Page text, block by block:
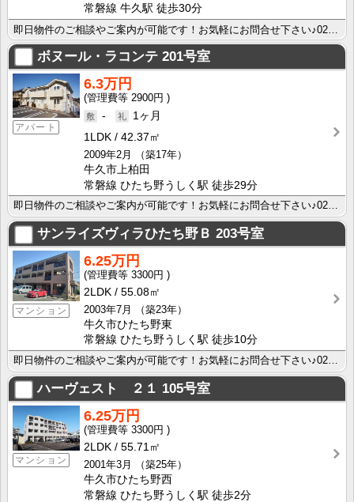
常磐線 牛久駅 徒歩30分
ボヌール・ラコンテ 201号室
アパート
6.3万円
2900円
-
1ヶ月
1LDK
42.37㎡
2009年2月
（築17年）
牛久市上柏田
常磐線 ひたち野うしく駅 徒歩29分
即日物件のご相談やご案内が可能です！お気軽にお問合せ下さい♪029-863-3939
サンライズヴィラひたち野Ｂ 203号室
マンション
6.25万円
3300円
2LDK
55.08㎡
2003年7月
（築23年）
牛久市ひたち野東
常磐線 ひたち野うしく駅 徒歩10分
即日物件のご相談やご案内が可能です！お気軽にお問合せ下さい♪029-863-3939
ハーヴェスト ２１ 105号室
マンション
6.25万円
3300円
2LDK
55.71㎡
2001年3月
（築25年）
牛久市ひたち野西
常磐線 ひたち野うしく駅 徒歩2分